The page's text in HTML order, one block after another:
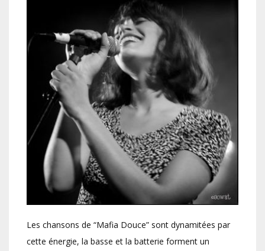
Les chansons de “Mafia Douce” sont dynamitées par
cette énergie, la basse et la batterie forment un